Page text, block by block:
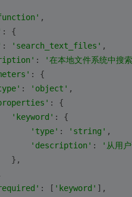
,
: {
: 'search_text_files' ,
:
'在本地文件系统中搜
: {
: 'object' ,
: {
'keyword' : {
'type' : 'string' ,
'description' :
'从用
},
: [ 'keyword' ],